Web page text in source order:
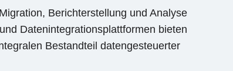
Berichterstellung und Analyse
Datenintegrationsplattformen bieten
Bestandteil datengesteuerter